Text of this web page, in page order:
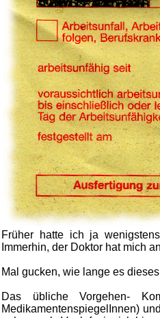
Früher hatte ich ja
Immerhin, der Doktor hat mich
Mal gucken, wie lange es
Das übliche Vorgehen-
MedikamentenspiegelInnen)